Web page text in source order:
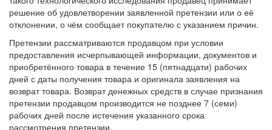
решение об удовлетворении заявленной претензии или о её
отклонении, о чём сообщает покупателю с указанием причин.
Претензии рассматриваются продавцом при условии
предоставления исчерпывающей информации, документов и
приобретённого товара в течение 15 (пятнадцати) рабочих
дней с даты получения товара и оригинала заявления на
возврат товара. Возврат денежных средств в случае признания
претензии продавцом производится не позднее 7 (семи)
рабочих дней после истечения указанного срока
рассмотрения претензии.